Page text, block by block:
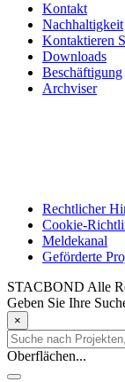
Kontakt
Nachhaltigkeit
Kontaktieren
Downloads
Beschäftigung
Archviser
Rechtlicher
Cookie-
Meldekanal
Geförderte
STACBOND Alle
Geben Sie Ihre
×
Oberflächen...